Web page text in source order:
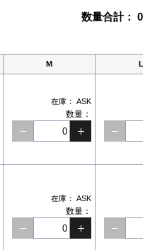
数量合計： 0
M L
在庫： ASK
数量：
在庫： ASK
数量：